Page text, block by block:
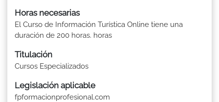
Horas necesarias
El Curso de Información Turística Online tiene una
duración de 200 horas. horas
Titulación
Cursos Especializados
Legislación aplicable
fpformacionprofesional.com